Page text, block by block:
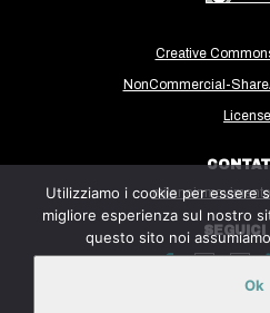
Creative
NonCommercial-
SEGUICI
Utilizziamo i cookie per essere
migliore esperienza sul nostro
questo sito noi
Ok